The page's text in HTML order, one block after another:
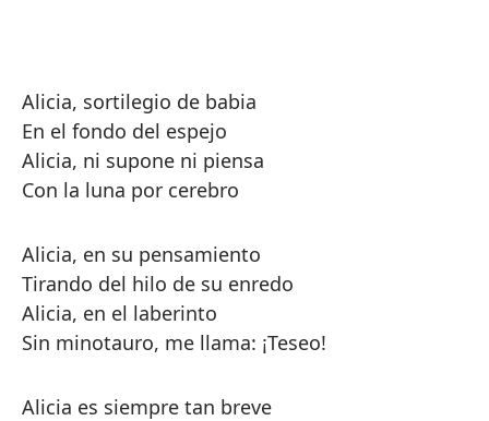
Alicia, sortilegio de babia
En el fondo del espejo
Alicia, ni supone ni piensa
Con la luna por cerebro
Alicia, en su pensamiento
Tirando del hilo de su enredo
Alicia, en el laberinto
Sin minotauro, me llama: ¡Teseo!
Alicia es siempre tan breve